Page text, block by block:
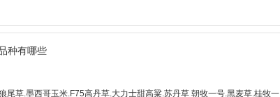
种有哪些
尾草.墨西哥玉米.F75高丹草.大力士甜高粱.苏丹草 朝牧一号.黑麦草.桂牧一